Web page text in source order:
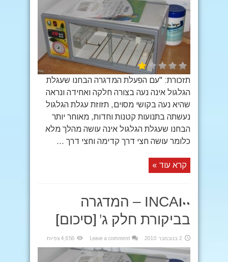
תזכורת: "עם הפעלת המדגרה הבחנו שעגלת
הגלגול אינה נעה בצורה חלקה ואחידה ונראה
שהיא נעה בקושי מסוים, תזוזת עגלת הגלגול
נעשתה בתנועות קטנות וחדות, מאוחר יותר
הבחנו שעגלת הגלגול אינה עושה מהלך מלא
כלומר עושה חצי דרך קדימה וחצי דרך ...
קרא עוד »
INCA100 – המדגרה
בביקורת חלק ג' [סיכום]
2 בנובמבר 2010 Leave a comment 4,656 צפיות